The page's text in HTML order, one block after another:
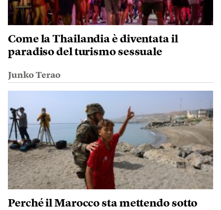
Come la Thailandia è diventata il
paradiso del turismo sessuale
Junko Terao
Perché il Marocco sta mettendo sotto